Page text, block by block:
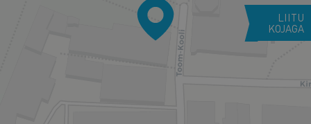
LIITU
KOJAGA